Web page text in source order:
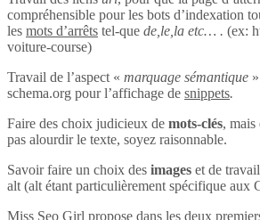
compréhensible pour les bots d’indexation
les mots d’arrêts tel-que de,le,la etc… . (ex:
voiture-course)
Travail de l’aspect « marquage sémantique
schema.org pour l’affichage de snippets.
Faire des choix judicieux de mots-clés, mais
pas alourdir le texte, soyez raisonnable.
Savoir faire un choix des images et de
alt (alt étant particulièrement spécifique aux
Miss Seo Girl propose dans les deux